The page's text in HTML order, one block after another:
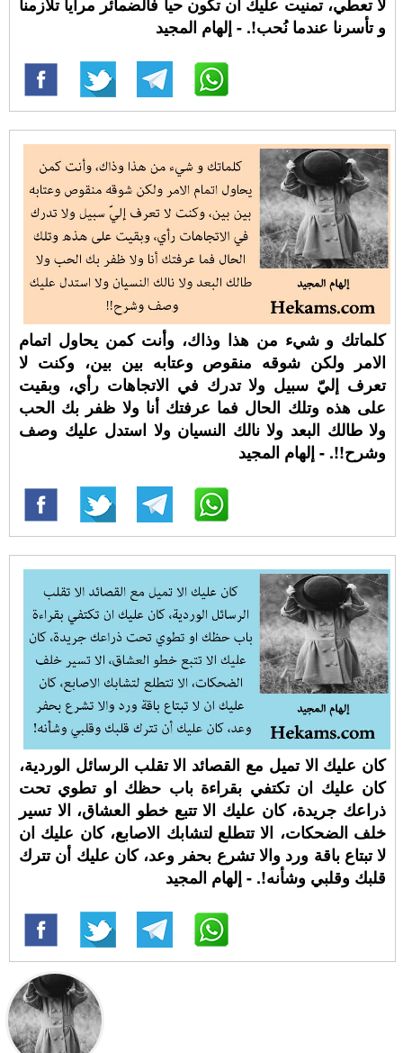
و تأسرنا عندما نُحب!. - إلهام المجيد
كلماتك و شيء من هذا وذاك، وأنت كمن يحاول اتمام
الامر ولكن شوقه منقوص وعتابه بين بين، وكنت لا
تعرف إليّ سبيل ولا تدرك في الاتجاهات رأي، وبقيت
على هذه وتلك الحال فما عرفتك أنا ولا ظفر بك الحب
ولا طالك البعد ولا نالك النسيان ولا استدل عليك وصف
وشرح!!. - إلهام المجيد
كان عليك الا تميل مع القصائد الا تقلب الرسائل الوردية،
كان عليك ان تكتفي بقراءة باب حظك او تطوي تحت
ذراعك جريدة، كان عليك الا تتبع خطو العشاق، الا تسير
خلف الضحكات، الا تتطلع لتشابك الاصابع، كان عليك ان
لا تبتاع باقة ورد والا تشرع بحفر وعد، كان عليك أن تترك
قلبك وقلبي وشأنه!. - إلهام المجيد